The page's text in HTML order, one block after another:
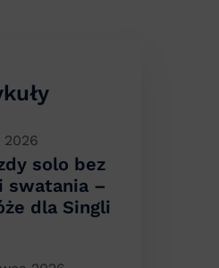
solo bez
swatania –
dla Singli